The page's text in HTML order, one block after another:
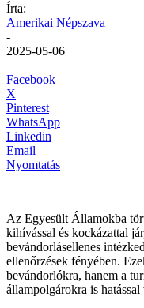
Írta:
Amerikai Népszava
-
2025-05-06
Facebook
X
Pinterest
WhatsApp
Linkedin
Email
Nyomtatás
Az Egyesült Államokba
kihívással és kockázattal
bevándorlásellenes
ellenőrzések fényében.
bevándorlókra, hanem a
állampolgárokra is hatással